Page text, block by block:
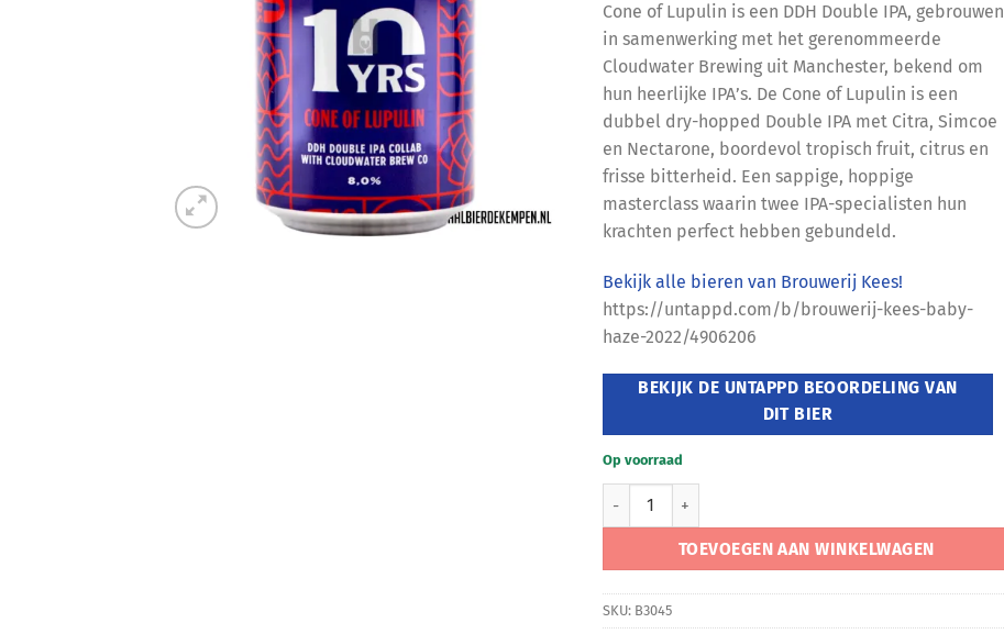
Cone of Lupulin is een DDH Double IPA, gebrouwen
in samenwerking met het gerenommeerde
Cloudwater Brewing uit Manchester, bekend om
hun heerlijke IPA’s. De Cone of Lupulin is een
dubbel dry-hopped Double IPA met Citra, Simcoe
en Nectarone, boordevol tropisch fruit, citrus en
frisse bitterheid. Een sappige, hoppige
masterclass waarin twee IPA-specialisten hun
krachten perfect hebben gebundeld.
Bekijk alle bieren van Brouwerij Kees!
https://untappd.com/b/brouwerij-kees-baby-
haze-2022/4906206
BEKIJK DE UNTAPPD BEOORDELING VAN
DIT BIER
Op voorraad
Brouwerij Kees Cone of Lupulin aantal
TOEVOEGEN AAN WINKELWAGEN
SKU: B3045